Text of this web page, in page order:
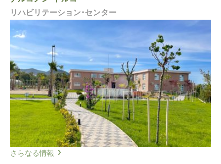
リハビリテーション･センター
さらなる情報